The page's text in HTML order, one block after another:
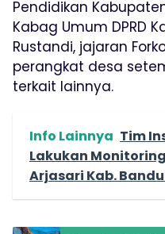
Pendidikan
Kabag Umum DPRD
Rustandi, jajaran
perangkat desa
terkait lainnya.
Info Lainnya Tim
Lakukan
Arjasari Kab.